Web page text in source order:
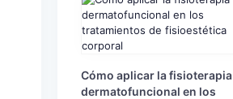
Cómo aplicar la fisioterapia
dermatofuncional en los